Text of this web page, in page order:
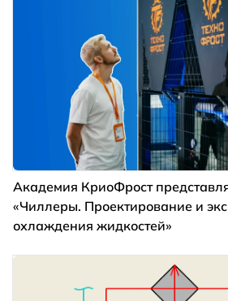
Академия КриоФрост
«Чиллеры. Проектирование и
охлаждения жидкостей»